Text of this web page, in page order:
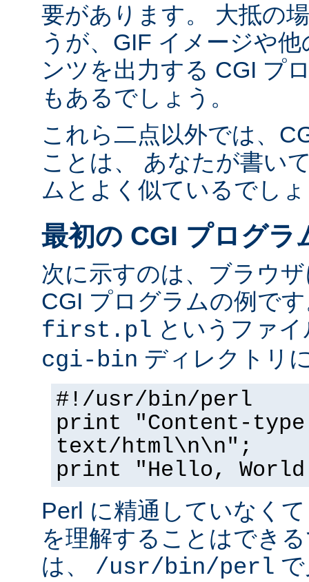
要があります。 大抵の
うが、GIF イメージや
ンツを出力する CGI プ
もあるでしょう。
これら二点以外では、
ことは、 あなたが書い
ムとよく似ているでし
最初の CGI プログラ
次に示すのは、ブラウ
CGI プログラムの例で
first.pl というファ
cgi-bin ディレクトリ
#!/usr/bin/perl
print "Content-
text/html\n\n";
print "Hello,
Perl に精通していなく
を理解することはでき
は、 /usr/bin/perl